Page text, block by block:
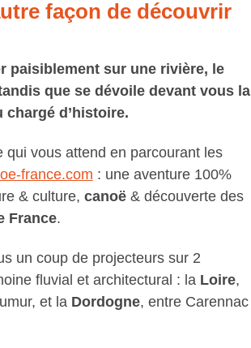
façon de découvrir
paisiblement sur une rivière, le
que se dévoile devant vous la
chargé d’histoire.
qui vous attend en parcourant les
france.com : une aventure 100%
& culture, canoë& découverte des
France.
un coup de projecteurs sur 2
fluvial et architectural : la Loire,
et la Dordogne, entre Carennac